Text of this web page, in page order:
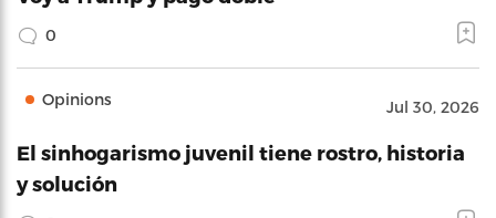
0
Opinions Jul 30, 2026
El sinhogarismo juvenil tiene rostro, historia
y solución